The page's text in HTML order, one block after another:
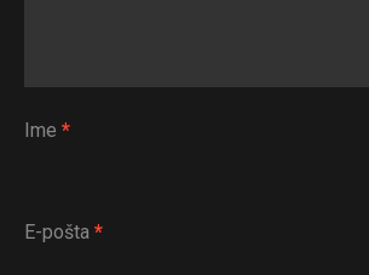
Ime *
E-pošta *